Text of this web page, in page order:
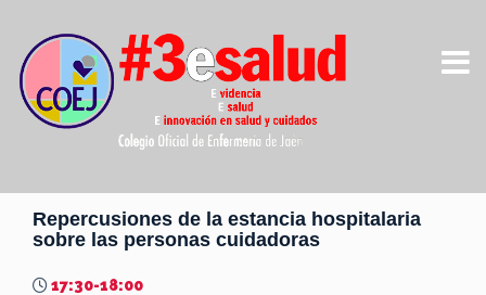
Repercusiones de la estancia hospitalaria
sobre las personas cuidadoras
17:30-18:00